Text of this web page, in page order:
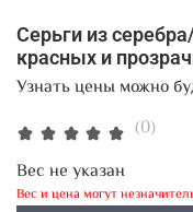
(0)
Серьги из
красных и
Узнать цены можно
Вес не указан
Вес и цена могут